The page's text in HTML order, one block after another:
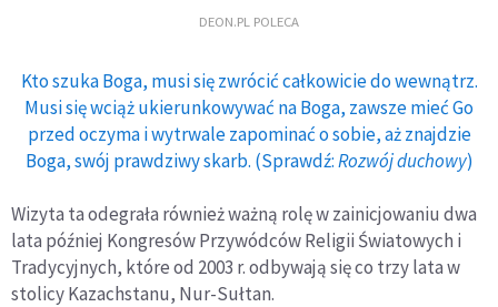
DEON.PL POLECA
Kto szuka Boga, musi się zwrócić całkowicie do wewnątrz.
Musi się wciąż ukierunkowywać na Boga, zawsze mieć Go
przed oczyma i wytrwale zapominać o sobie, aż znajdzie
Boga, swój prawdziwy skarb. (Sprawdź:Rozwój duchowy)
Wizyta ta odegrała również ważną rolę w zainicjowaniu dwa
lata później Kongresów Przywódców Religii Światowych i
Tradycyjnych, które od 2003 r. odbywają się co trzy lata w
stolicy Kazachstanu, Nur-Sułtan.